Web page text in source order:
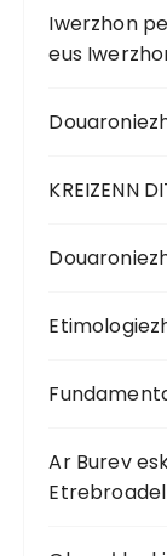
Iwerzhon
eus
KREIZENN
Ar Burev
Etrebroadel